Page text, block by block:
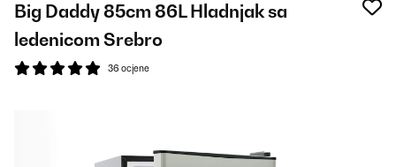
Big Daddy 85cm 86L Hladnjak sa
ledenicom Srebro
36 ocjene